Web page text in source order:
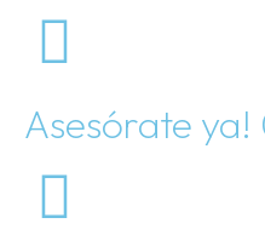
Asesórate